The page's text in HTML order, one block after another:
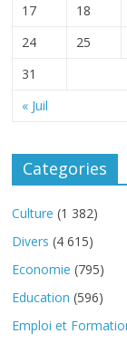
« Juil
17
18
24
25
31
Categories
Culture (1 382)
Divers (4 615)
Economie (795)
Education (596)
Emploi et